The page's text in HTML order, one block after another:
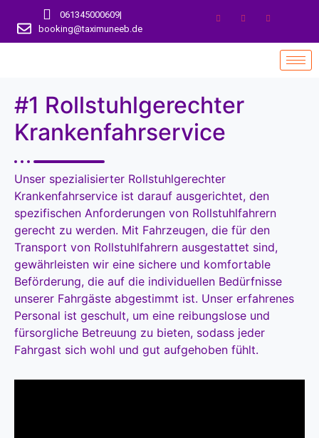
061345000609|
booking@taximuneeb.de
#1 Rollstuhlgerechter
Krankenfahrservice
Unser spezialisierter Rollstuhlgerechter
Krankenfahrservice ist darauf ausgerichtet, den
spezifischen Anforderungen von Rollstuhlfahrern
gerecht zu werden. Mit Fahrzeugen, die für den
Transport von Rollstuhlfahrern ausgestattet sind,
gewährleisten wir eine sichere und komfortable
Beförderung, die auf die individuellen Bedürfnisse
unserer Fahrgäste abgestimmt ist. Unser erfahrenes
Personal ist geschult, um eine reibungslose und
fürsorgliche Betreuung zu bieten, sodass jeder
Fahrgast sich wohl und gut aufgehoben fühlt.